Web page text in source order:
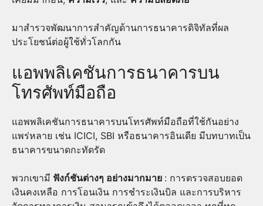
มาสำรวจพัฒนาการสำคัญด้านการธนาคารดิจิทัลที่ผล
ประโยชน์ต่อผู้ใช้ทั่วโลกกัน
แอพพลิเคชันการธนาคารบน
โทรศัพท์มือถือ
แอพพลิเคชันการธนาคารบนโทรศัพท์มือถือที่ใช้กันอย่าง
แพร่หลาย เช่น ICICI, SBI หรือธนาคารอินเดีย มีบทบาทเป็น
ธนาคารขนาดกะทัดรัด
พวกเขามี ฟังก์ชันต่างๆ อย่างมากมาย : การตรวจสอบยอด
เงินคงเหลือ การโอนเงิน การชำระเงินบิล และการบริหาร